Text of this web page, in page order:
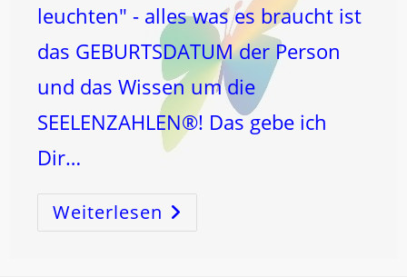
leuchten" - alles was es braucht ist
das GEBURTSDATUM der Person
und das Wissen um die
SEELENZAHLEN®! Das gebe ich
Dir…
Weiterlesen SEELENZAHLEN®
BILL
GATES